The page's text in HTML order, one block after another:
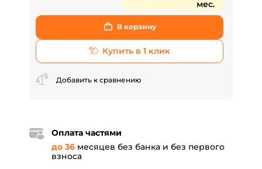
мес.
В корзину
Купить в 1 клик
Добавить к сравнению
Оплата частями
до 36 месяцев без банка и без первого
взноса